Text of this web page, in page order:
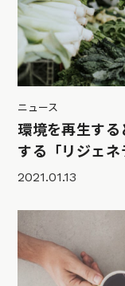
ニュース
環境を再生す
する「リジェ
2021.01.13